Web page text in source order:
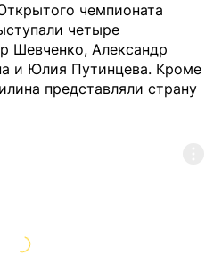
чемпионата
четыре
Шевченко, Александр
и Юлия Путинцева. Кроме
представляли страну